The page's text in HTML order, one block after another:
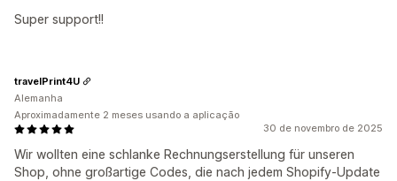
Super support!!
30 de novembro de 2025
Wir wollten eine schlanke Rechnungserstellung für unseren
Shop, ohne großartige Codes, die nach jedem Shopify-Update
travelPrint4U
Alemanha
Aproximadamente 2 meses usando a aplicação